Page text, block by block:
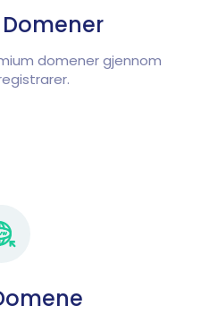
domener gjennom